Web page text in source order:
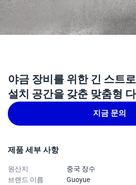
야금 장비를 위한 긴 스트
설치 공간을 갖춘 맞춤형
지금 문의
제품 세부 사항
원산지
중국 장수
브랜드 이름
Guoyue